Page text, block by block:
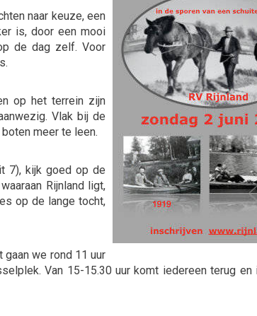
naar keuze, een
is, door een mooi
de dag zelf. Voor
op het terrein zijn
Vlak bij de
meer te leen.
7), kijk goed op de
Rijnland ligt,
op de lange tocht,
we rond 11 uur
Van 15-15.30 uur komt iedereen terug